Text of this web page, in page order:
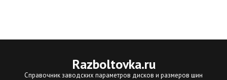
Razboltovka.ru
Справочник заводских параметров дисков и размеров шин